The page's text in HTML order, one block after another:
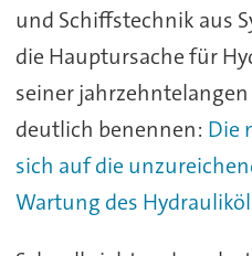
und Schiffstechnik aus
die Hauptursache für
seiner
deutlich benennen: Die
sich auf die
Wartung des